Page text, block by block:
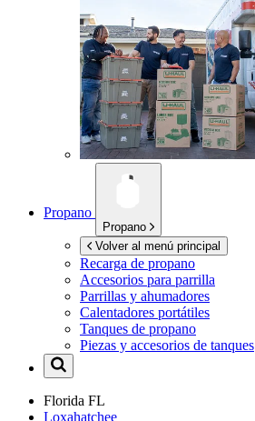
Propano
Propano
Volver al menú principal
Recarga de propano
Accesorios para parrilla
Parrillas y ahumadores
Calentadores portátiles
Tanques de propano
Piezas y accesorios de tanques
Florida FL
Loxahatchee